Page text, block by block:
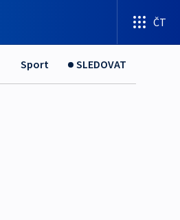
ČT
Sport SLEDOVAT